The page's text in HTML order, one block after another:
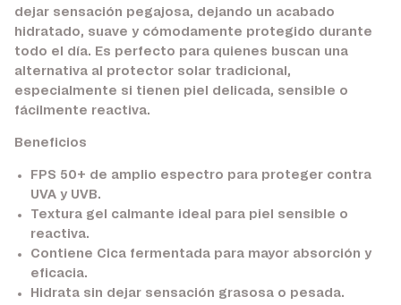
dejar sensación pegajosa, dejando un acabado
hidratado, suave y cómodamente protegido durante
todo el día. Es perfecto para quienes buscan una
alternativa al protector solar tradicional,
especialmente si tienen piel delicada, sensible o
fácilmente reactiva.
Beneficios
FPS 50+ de amplio espectro para proteger contra
UVA y UVB.
Textura gel calmante ideal para piel sensible o
reactiva.
Contiene Cica fermentada para mayor absorción y
eficacia.
Hidrata sin dejar sensación grasosa o pesada.